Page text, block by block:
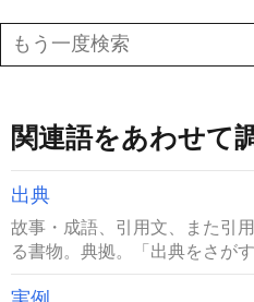
関連語をあわせて
出典
故事・成語、引用文、また引
る書物。典拠。「出典をさが